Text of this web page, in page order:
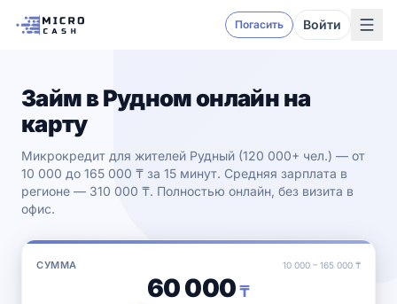
Погасить Войти
Займ в Рудном онлайн на
карту
Микрокредит для жителей Рудный (120 000+ чел.) — от
10 000 до 165 000 ₸ за 15 минут. Средняя зарплата в
регионе — 310 000 ₸. Полностью онлайн, без визита в
офис.
СУММА 10 000 – 165 000 ₸
60 000 ₸